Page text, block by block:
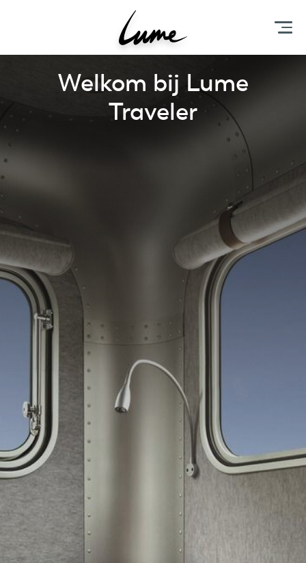
Welkom bij Lume
Traveler